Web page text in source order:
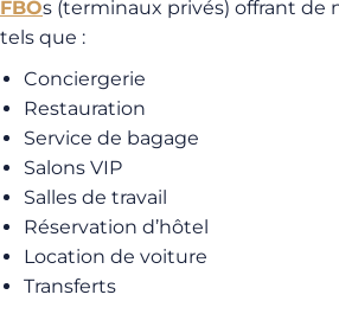
FBOs (terminaux privés) offrant de
tels que :
Conciergerie
Restauration
Service de bagage
Salons VIP
Salles de travail
Réservation d’hôtel
Location de voiture
Transferts